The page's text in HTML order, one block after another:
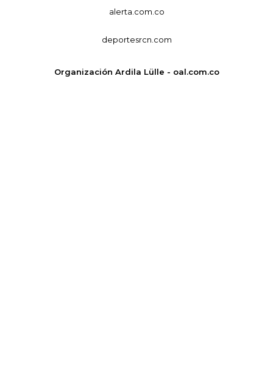
alerta.com.co
deportesrcn.com
Organización Ardila Lülle - oal.com.co